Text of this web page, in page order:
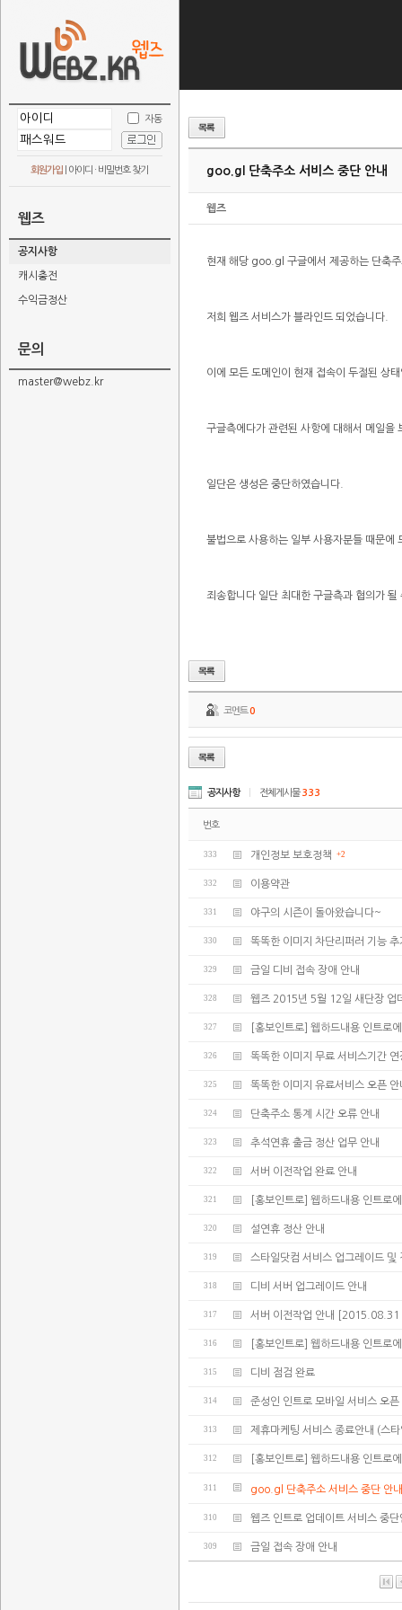
자동
회원가입 아이디 · 비밀번호 찾기
웹즈
공지사항
캐시충전
수익금정산
문의
master@webz.kr
goo.gl 단축주소 서비스 중단 안내
웹즈
현재 해당 goo.gl 구글에서 제공하는 단축
저희 웹즈 서비스가 블라인드 되었습니다.
이에 모든 도메인이 현재 접속이 두절된 상
구글측에다가 관련된 사항에 대해서 메일을
일단은 생성은 중단하였습니다.
불법으로 사용하는 일부 사용자분들 때문에
죄송합니다 일단 최대한 구글측과 협의가
코멘트0
공지사항 전체게시물333
번호
333 개인정보 보호정책 +2
332 이용약관
331 야구의 시즌이 돌아왔습니다~
330 똑똑한 이미지 차단리퍼러 기능 추
329 금일 디비 접속 장애 안내
328 웹즈 2015년 5월 12일 새단장 업
327 [홍보인트로] 웹하드내용 인트로
326 똑똑한 이미지 무료 서비스기간 연
325 똑똑한 이미지 유료서비스 오픈 안
324 단축주소 통계 시간 오류 안내
323 추석연휴 출금 정산 업무 안내
322 서버 이전작업 완료 안내
321 [홍보인트로] 웹하드내용 인트로
320 설연휴 정산 안내
319 스타일닷컴 서비스 업그레이드 및
318 디비 서버 업그레이드 안내
317 서버 이전작업 안내
316 [홍보인트로] 웹하드내용 인트로
315 디비 점검 완료
314 준성인 인트로 모바일 서비스 오픈
313 제휴마케팅 서비스 종료안내 (스
312 [홍보인트로] 웹하드내용 인트로
311 goo.gl 단축주소 서비스 중단 안내
310 웹즈 인트로 업데이트 서비스 중단
309 금일 접속 장애 안내